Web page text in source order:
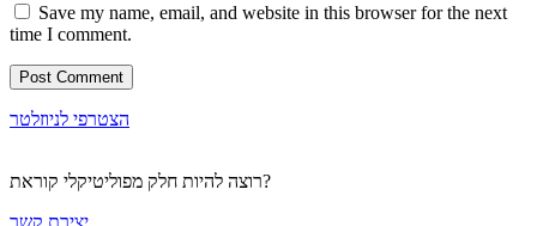
Save my name, email, and website in this browser for the next
time I comment.
הצטרפי לניוזלטר
רוצה להיות חלק מפוליטיקלי קוראת?
יצירת קשר